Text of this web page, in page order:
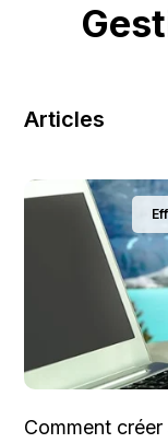
Articles
Comment